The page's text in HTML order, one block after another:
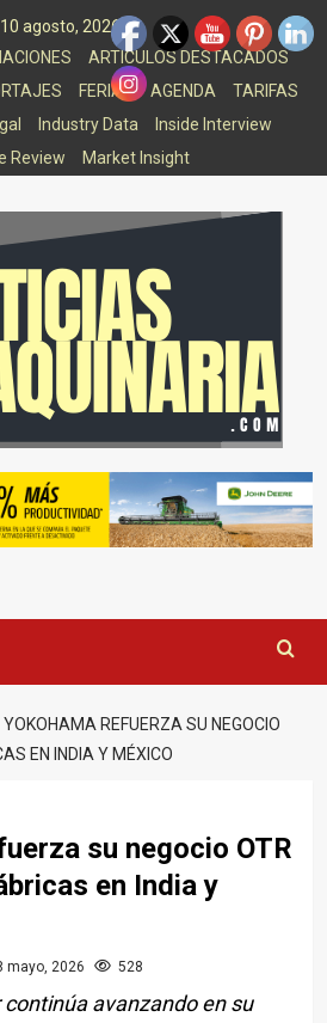
10 agosto, 2026
ARTICULOS DESTACADOS
FERIAS AGENDA
TARIFAS
Industry Data
Inside Interview
Review
Market Insight
YOKOHAMA REFUERZA SU NEGOCIO
EN INDIA Y MÉXICO
su negocio OTR
en India y
mayo, 2026 528
continúa avanzando en su